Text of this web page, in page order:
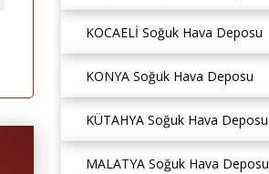
KOCAELİ Soğuk Hava Deposu
KONYA Soğuk Hava Deposu
KÜTAHYA Soğuk Hava Deposu
MALATYA Soğuk Hava Deposu